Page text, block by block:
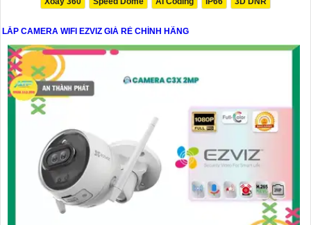
LẮP CAMERA WIFI EZVIZ GIÁ RẺ CHÍNH HÃNG